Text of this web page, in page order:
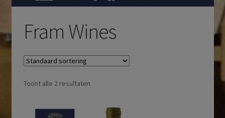
Fram Wines
Toont alle 2 resultaten